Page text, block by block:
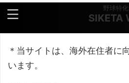
野球特化
SIKETA
＊当サイトは、海外在住者に
います。